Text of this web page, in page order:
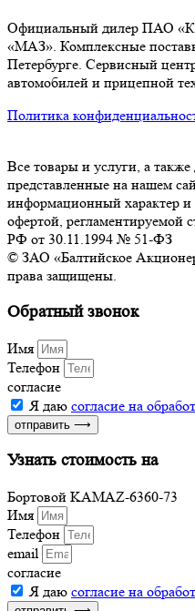
Официальный дилер ПАО
«МАЗ». Комплексные
Петербурге. Сервисный
автомобилей и прицепной
Политика
Все товары и услуги, а
представленные на нашем
информационный характер
офертой, регламентируемой
РФ от 30.11.1994 № 51-ФЗ
© ЗАО «Балтийское
права защищены.
Обратный звонок
Имя
Телефон
согласие
Я даю согласие на
отправить ⟶
Узнать стоимость на
Бортовой KАМАZ-6360-73
Имя
Телефон
email
согласие
Я даю согласие на